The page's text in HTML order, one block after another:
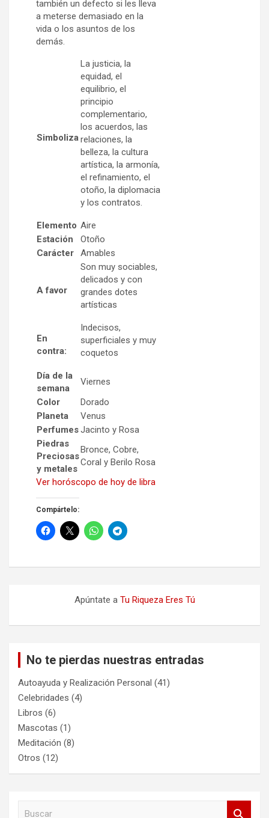
también un defecto si les lleva
a meterse demasiado en la
vida o los asuntos de los
demás.
Simboliza
La justicia, la
equidad, el
equilibrio, el
principio
complementario,
los acuerdos, las
relaciones, la
belleza, la cultura
artística, la armonía,
el refinamiento, el
otoño, la diplomacia
y los contratos.
Elemento Aire
Estación
Otoño
Carácter
Amables
A favor
Son muy sociables,
delicados y con
grandes dotes
artísticas
En
contra:
Indecisos,
superficiales y muy
coquetos
Día de la
semana
Viernes
Color
Dorado
Planeta
Venus
PerfumesJacinto y Rosa
Piedras
Preciosas
y metales
Bronce, Cobre,
Coral y Berilo Rosa
Ver horóscopo de hoy de libra
Compártelo:
Apúntate a Tu Riqueza Eres Tú
No te pierdas nuestras entradas
Autoayuda y Realización Personal (41)
Celebridades (4)
Libros (6)
Mascotas (1)
Meditación (8)
Otros (12)